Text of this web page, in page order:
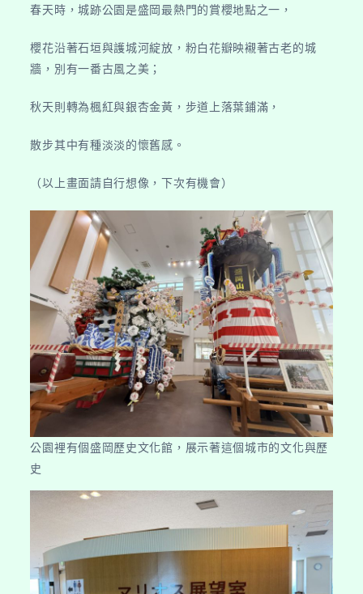
春天時，城跡公園是盛岡最熱門的賞櫻地點之一，
櫻花沿著石垣與護城河綻放，粉白花瓣映襯著古老的城
牆，別有一番古風之美；
秋天則轉為楓紅與銀杏金黃，步道上落葉鋪滿，
散步其中有種淡淡的懷舊感。
（以上畫面請自行想像，下次有機會）
公園裡有個盛岡歷史文化館，展示著這個城市的文化與歷
史